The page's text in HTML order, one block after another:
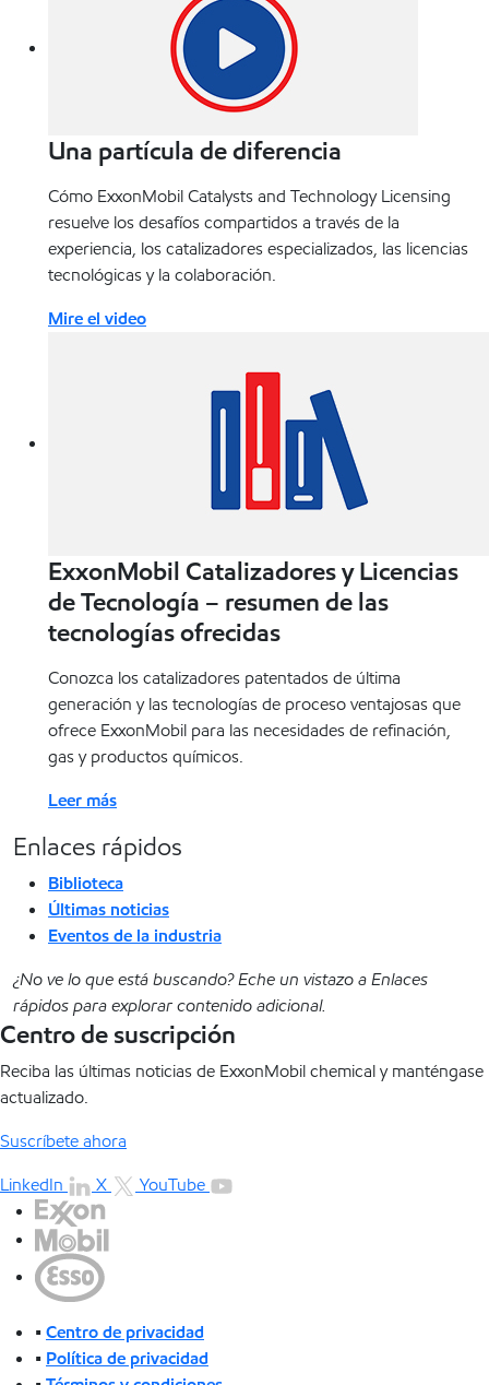
Una partícula de diferencia
Cómo ExxonMobil Catalysts and Technology Licensing
resuelve los desafíos compartidos a través de la
experiencia, los catalizadores especializados, las licencias
tecnológicas y la colaboración.
Mire el video
ExxonMobil Catalizadores y Licencias
de Tecnología – resumen de las
tecnologías ofrecidas
Conozca los catalizadores patentados de última
generación y las tecnologías de proceso ventajosas que
ofrece ExxonMobil para las necesidades de refinación,
gas y productos químicos.
Leer más
Enlaces rápidos
Biblioteca
Últimas noticias
Eventos de la industria
¿No ve lo que está buscando? Eche un vistazo a Enlaces
rápidos para explorar contenido adicional.
Centro de suscripción
Reciba las últimas noticias de ExxonMobil chemical y manténgase
actualizado.
Suscríbete ahora
LinkedIn
X YouTube
•Centro de privacidad
• Política de privacidad